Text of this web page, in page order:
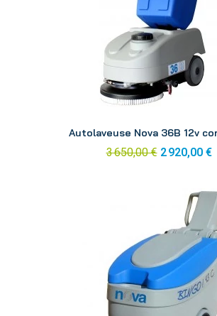
Autolaveuse Nova 36B 12v
3 650,00 € 2 920,00 €